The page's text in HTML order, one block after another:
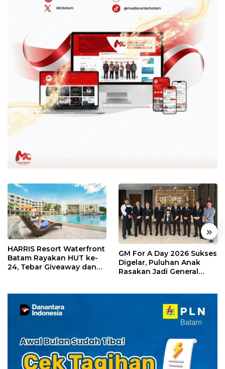
« »
HARRIS Resort Waterfront
Batam Rayakan HUT ke-
24, Tebar Giveaway dan
GM For A Day 2026 Sukses
Digelar, Puluhan Anak
Rasakan Jadi General